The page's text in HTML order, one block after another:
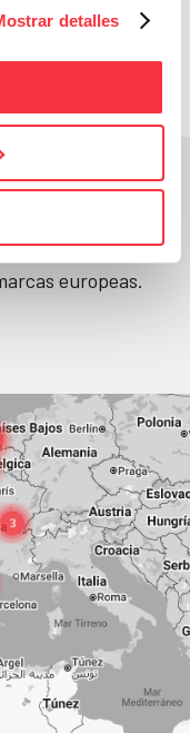
detalles
y
que
europeas.